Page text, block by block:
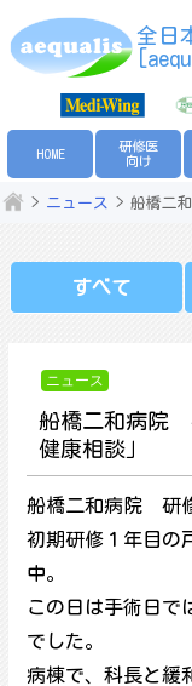
全日
HOME
研修医
向け
ニュース 船橋二
すべて
ニュース
船橋二和病院
健康相談」
船橋二和病院 研
初期研修１年目の
中。
この日は手術日で
でした。
病棟で、科長と緩